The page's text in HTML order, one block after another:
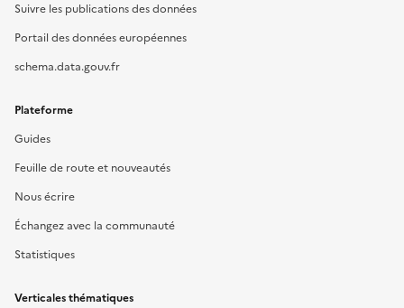
Suivre les publications des données
Portail des données européennes
schema.data.gouv.fr
Plateforme
Guides
Feuille de route et nouveautés
Nous écrire
Échangez avec la communauté
Statistiques
Verticales thématiques